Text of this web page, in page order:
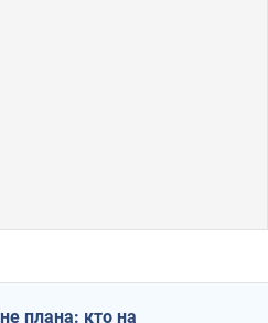
плана: кто на